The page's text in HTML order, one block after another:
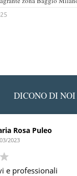
DICONO DI NOI
Ledino
Devo ringraziare